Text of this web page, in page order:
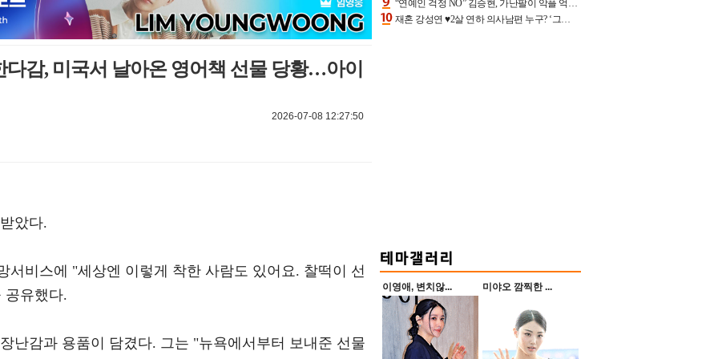
다감, 미국서 날아온 영어책 선물 당황…아이
2026-07-08 12:27:50
았다.
서비스에 "세상엔 이렇게 착한 사람도 있어요. 찰떡이 선
공유했다.
난감과 용품이 담겼다. 그는 "뉴욕에서부터 보내준 선물
“연예인 걱정 NO” 김승현, 가난팔이 악플 억울할만‥아내+딸과 日 여행
재혼 강성연 ♥2살 연하 의사남편 누구? ‘그알’ 자문의에 훈남 비주얼 초엘리트 스펙 [종합]
이영애, 변치않... 미야오 깜찍한 ...